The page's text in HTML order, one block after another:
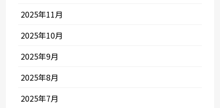
2025年11月
2025年10月
2025年9月
2025年8月
2025年7月